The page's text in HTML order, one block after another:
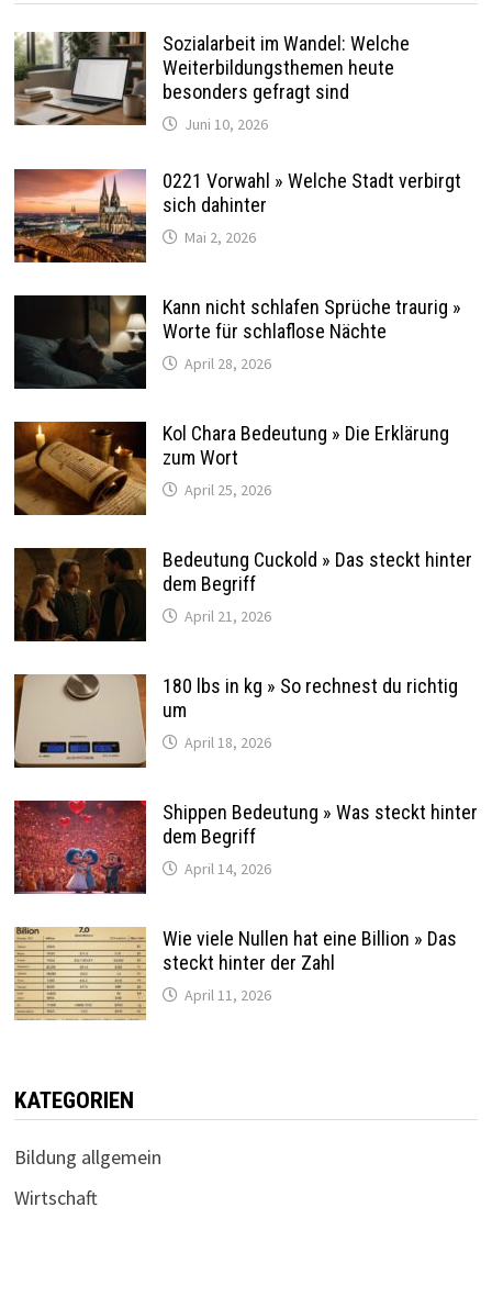
Sozialarbeit im Wandel: Welche
Weiterbildungsthemen heute
besonders gefragt sind
Juni 10, 2026
0221 Vorwahl » Welche Stadt verbirgt
sich dahinter
Mai 2, 2026
Kann nicht schlafen Sprüche traurig »
Worte für schlaflose Nächte
April 28, 2026
Kol Chara Bedeutung » Die Erklärung
zum Wort
April 25, 2026
Bedeutung Cuckold » Das steckt hinter
dem Begriff
April 21, 2026
180 lbs in kg » So rechnest du richtig
um
April 18, 2026
Shippen Bedeutung » Was steckt hinter
dem Begriff
April 14, 2026
Wie viele Nullen hat eine Billion » Das
steckt hinter der Zahl
April 11, 2026
KATEGORIEN
Bildung allgemein
Wirtschaft